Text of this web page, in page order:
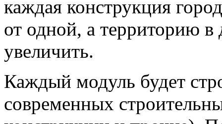
каждая конструкция
от одной, а территорию
увеличить.
Каждый модуль будет
современных